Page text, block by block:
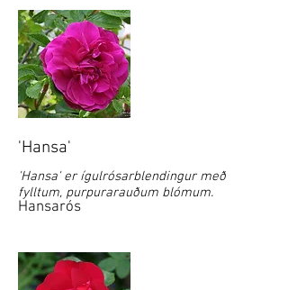
'Hansa'
Hansarós
'Hansa' er ígulrósarblendingur með
fylltum, purpurarauðum blómum.